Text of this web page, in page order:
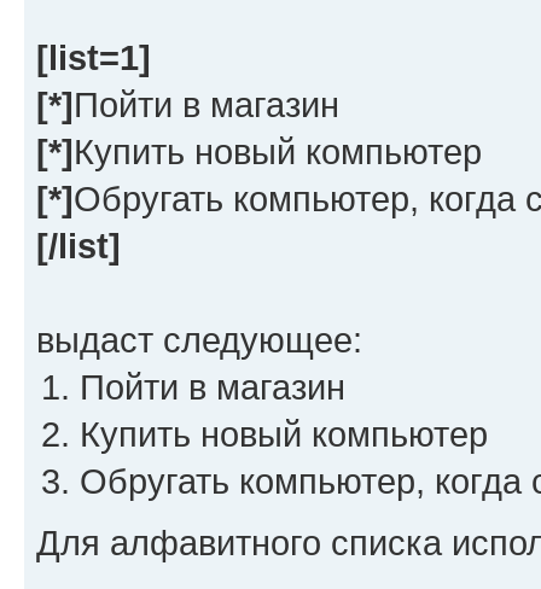
[list=1]
[*]Пойти в магазин
[*]Купить новый компьютер
[*]Обругать компьютер, когда
[/list]
выдаст следующее:
Пойти в магазин
Купить новый компьютер
Обругать компьютер, когда
Для алфавитного списка